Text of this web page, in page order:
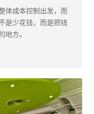
体成本控制出发，而
是少花钱，而是把钱
地方。